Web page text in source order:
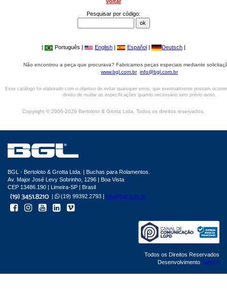
Pesquisar por código:
| Português | English | Español | Deutsch |
Não encontrou a peça que procurava? Fabricamos peças especiais mediante
www.bgl.com.br info@bgl.com.br
Esse catálogo foi elaborado com o objetivo de evitar quaisquer erros, que eventualmente possam
direito de mudar as especificações quando necessário sem prévio aviso.
Copyright © 2006-2026 Bertoloto & Grotta Ltda. Todos os direitos reservados.
BGL - Bertoloto & Grotta Ltda. | Buchas para Rolamentos.
Av. Major José Levy Sobrinho, 1296 | Boa Vista
CEP 13486.190 | Limeira-SP | Brasil
|
(19) 99392.2793 | info@bgl.com.br
Todos os Direitos Reservados
Desenvolvimento Sphera